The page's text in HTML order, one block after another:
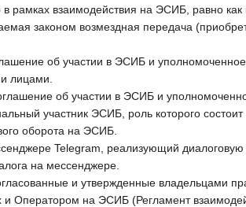
взаимодействия на ЭСИБ, равно как
законом возмездная передача
об участии в ЭСИБ и
лицами.
об участии в ЭСИБ и
участник ЭСИБ, роль которого
оборота на ЭСИБ.
Telegram, реализующий
на мессенджере.
и утвержденные владельцами
и Оператором на ЭСИБ (Регламент